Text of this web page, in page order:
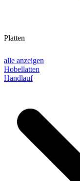
alle anzeigen
Hobellatten
Handlauf
Platten